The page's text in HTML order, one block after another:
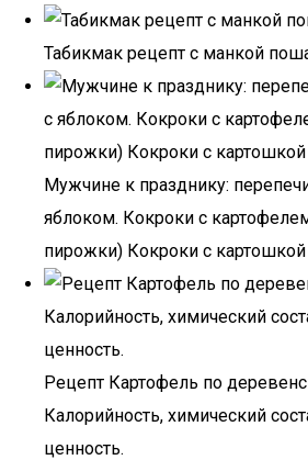
Табикмак рецепт с манкой
Мужчине к празднику:
яблоком. Кокроки с
пирожки) Кокроки с
Рецепт Картофель по
Калорийность, химический
ценность.